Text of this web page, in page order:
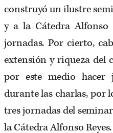
construyó un ilustre
y a la Cátedra Alfonso
jornadas. Por cierto,
extensión y riqueza del
por este medio
durante las charlas, por
tres jornadas del
la Cátedra Alfonso Reyes.